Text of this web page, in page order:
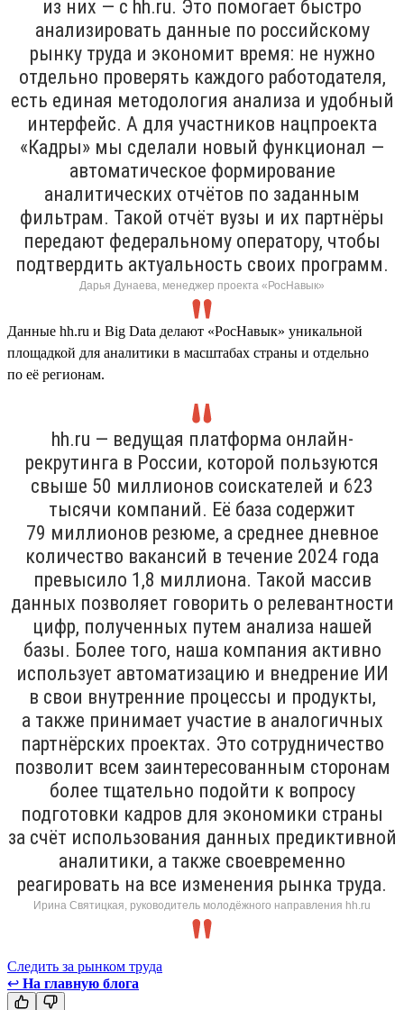
из них — с hh.ru. Это помогает быстро
анализировать данные по российскому
рынку труда и экономит время: не нужно
отдельно проверять каждого работодателя,
есть единая методология анализа и удобный
интерфейс. А для участников нацпроекта
«Кадры» мы сделали новый функционал —
автоматическое формирование
аналитических отчётов по заданным
фильтрам. Такой отчёт вузы и их партнёры
передают федеральному оператору, чтобы
подтвердить актуальность своих программ.
Дарья Дунаева, менеджер проекта «РосНавык»
Данные hh.ru и Big Data делают «РосНавык» уникальной
площадкой для аналитики в масштабах страны и отдельно
по её регионам.
hh.ru — ведущая платформа онлайн-
рекрутинга в России, которой пользуются
свыше 50 миллионов соискателей и 623
тысячи компаний. Её база содержит
79 миллионов резюме, а среднее дневное
количество вакансий в течение 2024 года
превысило 1,8 миллиона. Такой массив
данных позволяет говорить о релевантности
цифр, полученных путем анализа нашей
базы. Более того, наша компания активно
использует автоматизацию и внедрение ИИ
в свои внутренние процессы и продукты,
а также принимает участие в аналогичных
партнёрских проектах. Это сотрудничество
позволит всем заинтересованным сторонам
более тщательно подойти к вопросу
подготовки кадров для экономики страны
за счёт использования данных предиктивной
аналитики, а также своевременно
реагировать на все изменения рынка труда.
Ирина Святицкая, руководитель молодёжного направления hh.ru
Следить за рынком труда
↩ На главную блога